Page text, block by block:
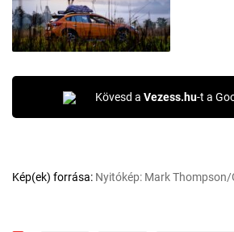
Kövesd a Vezess.hu-t a
Kép(ek) forrása: Nyitókép: Mark